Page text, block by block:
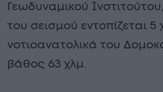
Γεωδυναμικού
του σεισμού εντοπίζεται 5
νοτιοανατολικά του
βάθος 63 χλμ.